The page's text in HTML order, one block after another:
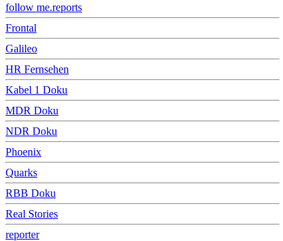
follow me.reports
Frontal
Galileo
HR Fernsehen
Kabel 1 Doku
MDR Doku
NDR Doku
Phoenix
Quarks
RBB Doku
Real Stories
reporter